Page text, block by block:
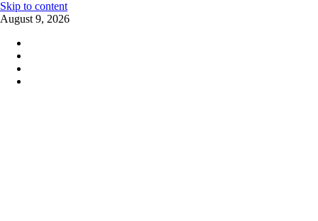
Skip to content
August 9, 2026